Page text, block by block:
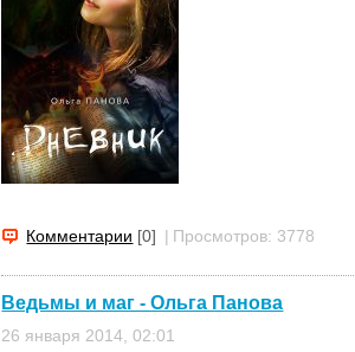
Комментарии [0] | Просмотров: 3778
Ведьмы и маг - Ольга Панова
26 января 2014, 02:01